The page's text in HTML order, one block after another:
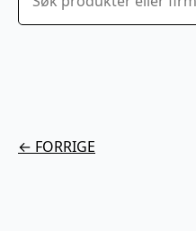
← FORRIGE